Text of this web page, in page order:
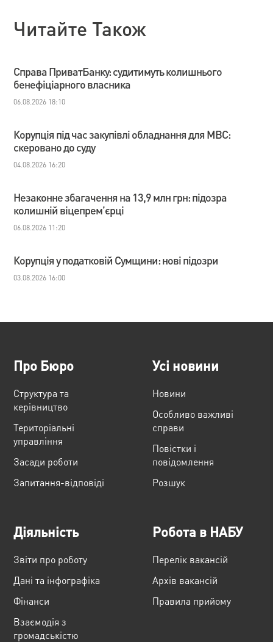
Читайте Також
Справа ПриватБанку: судитимуть колишнього
бенефіціарного власника
06.08.2026 18:10
Корупція під час закупівлі обладнання для МВС:
скеровано до суду
04.08.2026 16:20
Незаконне збагачення на 13,9 млн грн: підозра
колишній віцепрем’єрці
06.08.2026 11:20
Корупція у податковій Сумщини: нові підозри
03.08.2026 16:00
Про Бюро
Структура та
керівництво
Територіальні
управління
Засади роботи
Запитання-відповіді
Усі новини
Новини
Особливо важливі
справи
Повістки і
повідомлення
Розшук
Діяльність
Звіти про роботу
Дані та інфографіка
Фінанси
Взаємодія з
громадськістю
Робота в НАБУ
Перелік вакансій
Архів вакансій
Правила прийому